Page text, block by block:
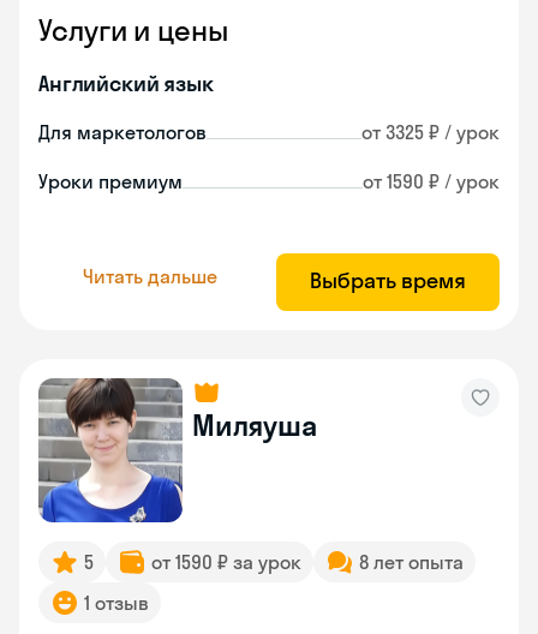
Услуги и цены
Английский язык
Для маркетологов от 3325 ₽ / урок
Уроки премиум от 1590 ₽ / урок
Читать дальше Выбрать время
Миляуша
5 от 1590 ₽ за урок
8 лет опыта
1 отзыв